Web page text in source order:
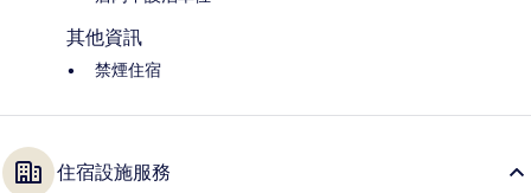
其他資訊
禁煙住宿
住宿設施服務